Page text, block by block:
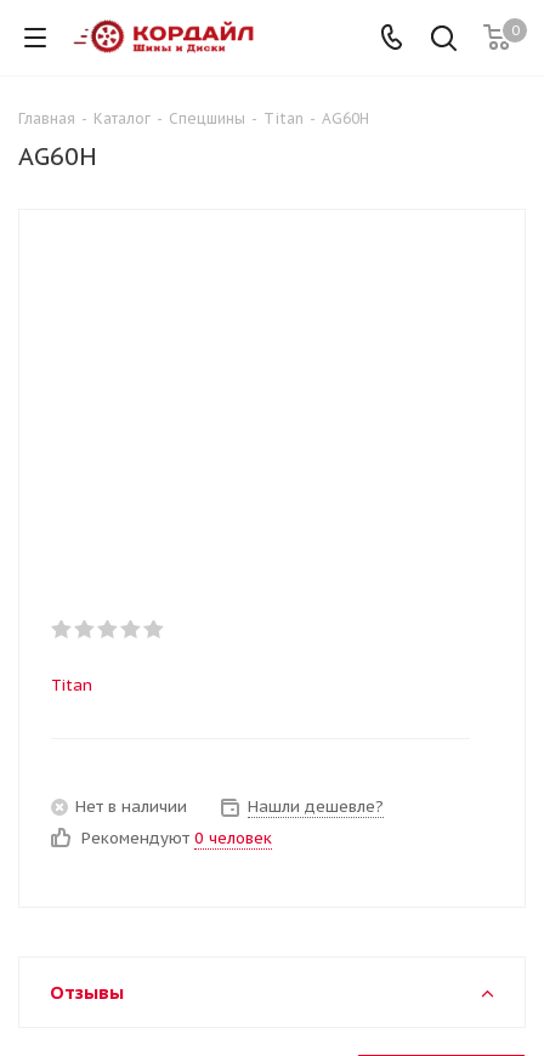
0
Главная - Каталог - Спецшины - Titan - AG60H
AG60H
Titan
Нет в наличии
Нашли дешевле?
Рекомендуют 0 человек
Отзывы